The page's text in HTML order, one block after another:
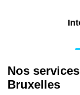
Nos
Bruxelles